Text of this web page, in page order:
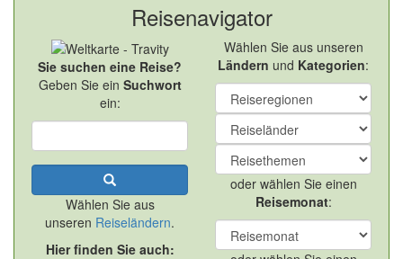
Reisenavigator
Sie suchen eine Reise?
Geben Sie ein Suchwort
ein:
Wählen Sie aus
unseren Reiseländern.
Hier finden Sie auch:
Wählen Sie aus unseren
Ländern und Kategorien:
oder wählen Sie einen
Reisemonat: